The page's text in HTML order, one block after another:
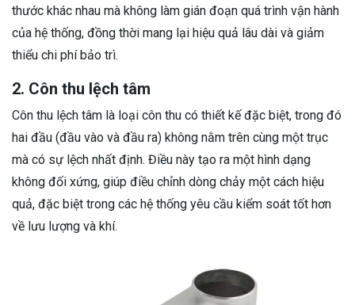
thước khác nhau mà không làm gián đoạn quá trình vận hành
của hệ thống, đồng thời mang lại hiệu quả lâu dài và giảm
thiểu chi phí bảo trì.
2. Côn thu lệch tâm
Côn thu lệch tâm là loại côn thu có thiết kế đặc biệt, trong đó
hai đầu (đầu vào và đầu ra) không nằm trên cùng một trục
mà có sự lệch nhất định. Điều này tạo ra một hình dạng
không đối xứng, giúp điều chỉnh dòng chảy một cách hiệu
quả, đặc biệt trong các hệ thống yêu cầu kiểm soát tốt hơn
về lưu lượng và khí.